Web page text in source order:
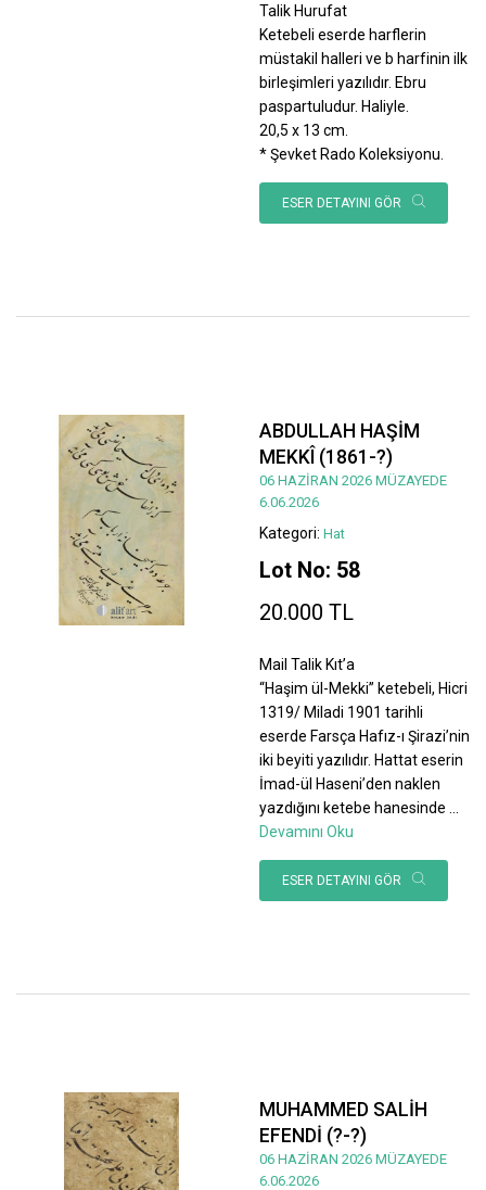
Talik Hurufat
Ketebeli eserde harflerin
müstakil halleri ve b harfinin ilk
birleşimleri yazılıdır. Ebru
paspartuludur. Haliyle.
20,5 x 13 cm.
* Şevket Rado Koleksiyonu.
ESER DETAYINI GÖR
ABDULLAH HAŞİM
MEKKÎ (1861-?)
06 HAZİRAN 2026 MÜZAYEDE
6.06.2026
Kategori: Hat
Lot No: 58
20.000 TL
Mail Talik Kıt’a
“Haşim ül-Mekki” ketebeli, Hicri
1319/ Miladi 1901 tarihli
eserde Farsça Hafız-ı Şirazi’nin
iki beyiti yazılıdır. Hattat eserin
İmad-ül Haseni’den naklen
yazdığını ketebe hanesinde
Devamını Oku
ESER DETAYINI GÖR
MUHAMMED SALİH
EFENDİ (?-?)
06 HAZİRAN 2026 MÜZAYEDE
6.06.2026